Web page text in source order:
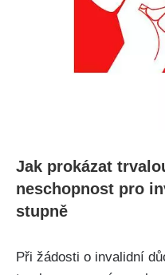
Jak prokázat
neschopnost pro
stupně
Při žádosti o invalidní